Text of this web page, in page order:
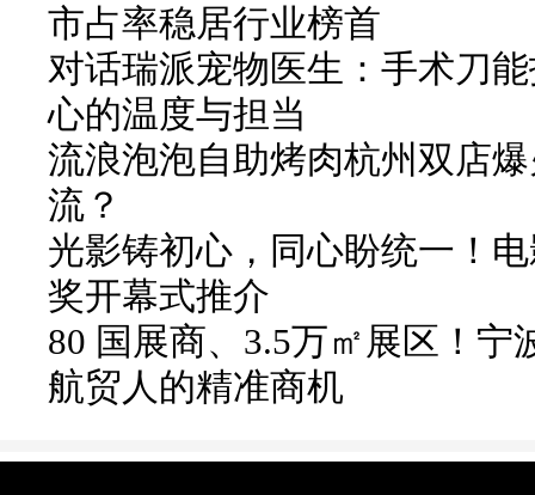
市占率稳居行业榜首
对话瑞派宠物医生：手术刀
心的温度与担当
流浪泡泡自助烤肉杭州双店
流？
光影铸初心，同心盼统一！
奖开幕式推介
80 国展商、3.5万㎡展区！
航贸人的精准商机